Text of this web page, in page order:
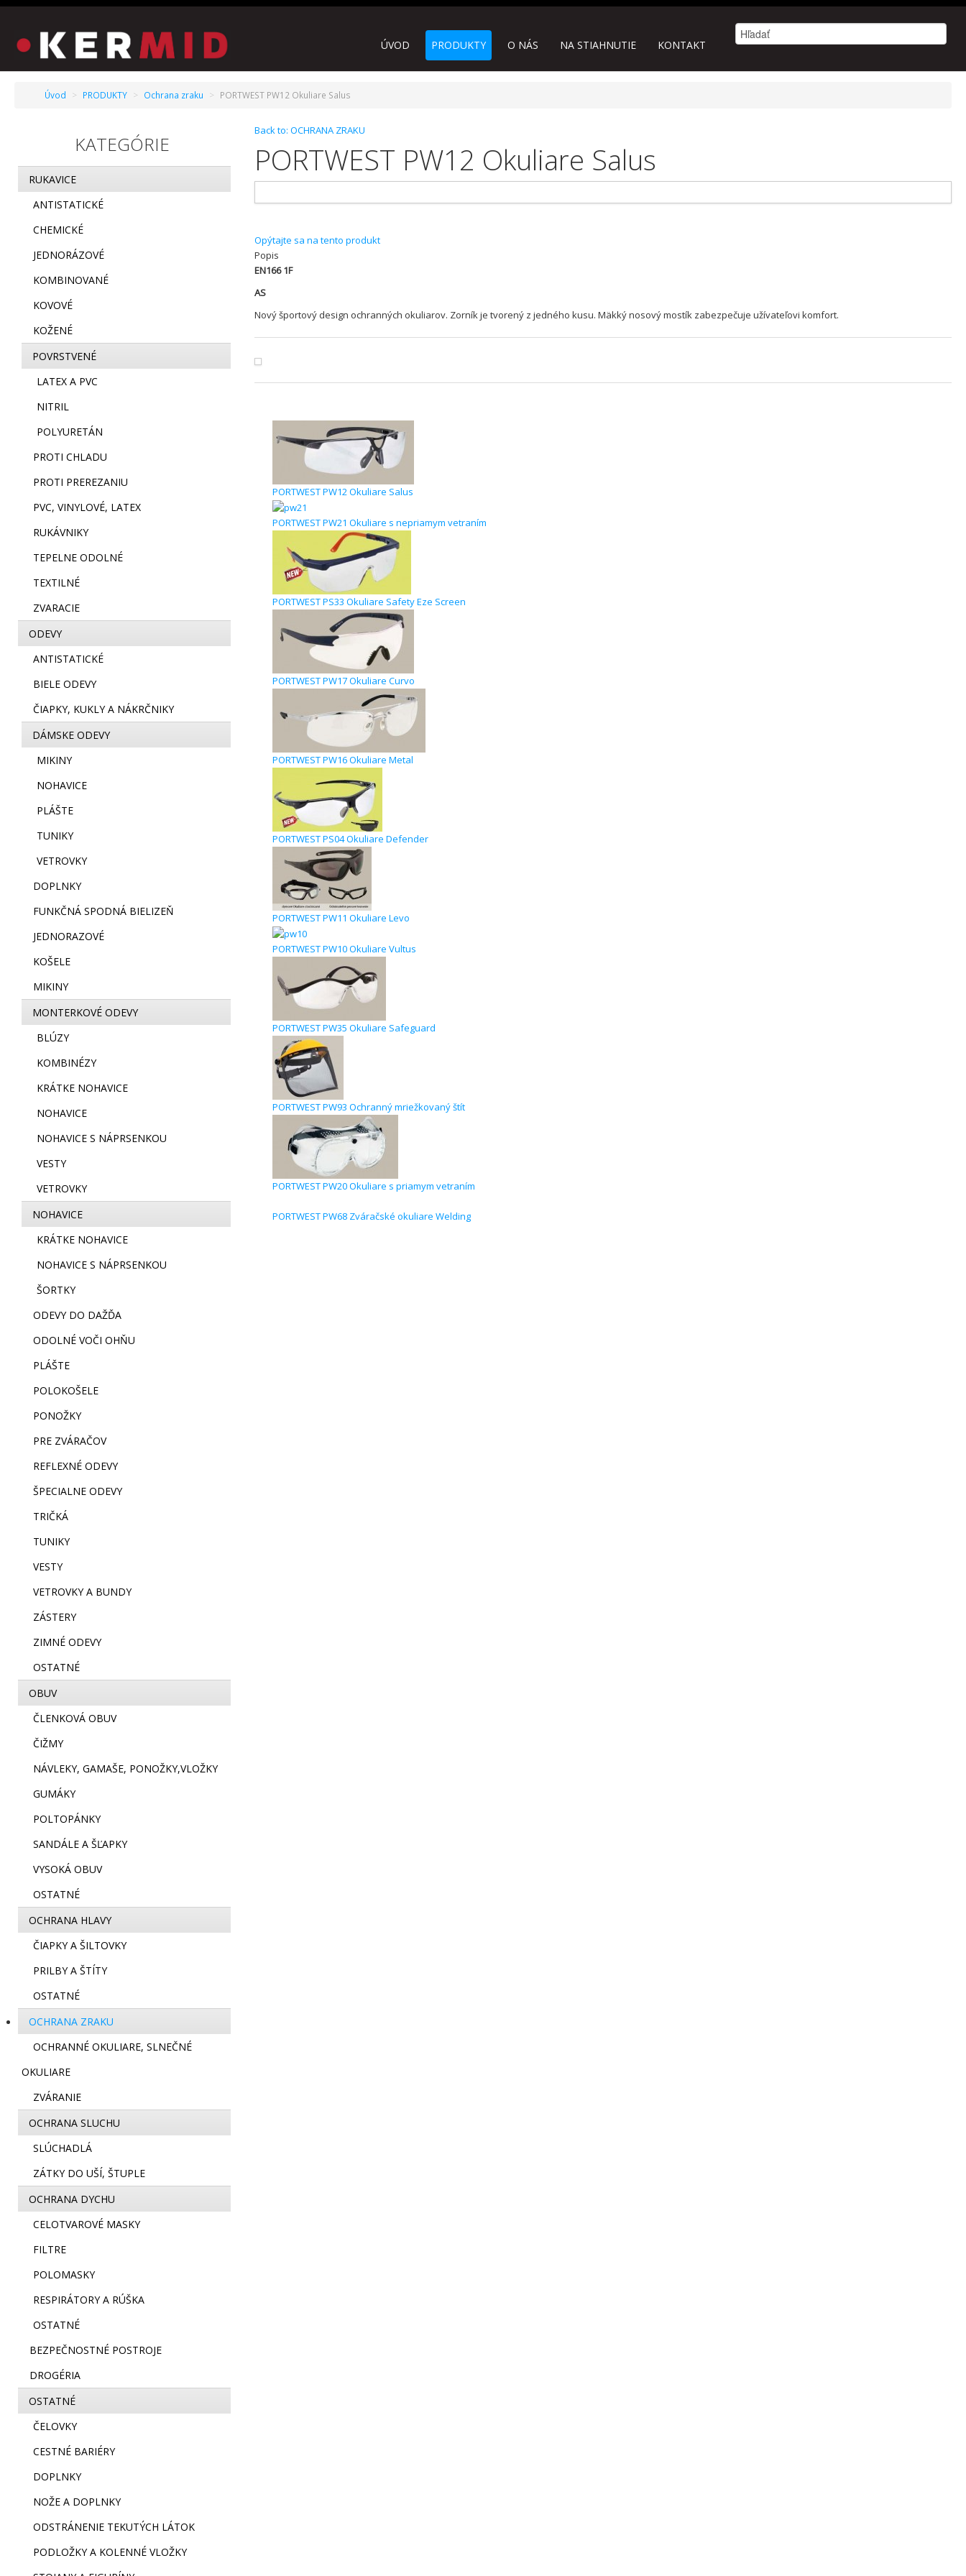
ÚVOD PRODUKTY O NÁS NA STIAHNUTIE KONTAKT
Úvod > PRODUKTY > Ochrana zraku > PORTWEST PW12 Okuliare Salus
KATEGÓRIE
RUKAVICE
ANTISTATICKÉ
CHEMICKÉ
JEDNORÁZOVÉ
KOMBINOVANÉ
KOVOVÉ
KOŽENÉ
POVRSTVENÉ
LATEX A PVC
NITRIL
POLYURETÁN
PROTI CHLADU
PROTI PREREZANIU
PVC, VINYLOVÉ, LATEX
RUKÁVNIKY
TEPELNE ODOLNÉ
TEXTILNÉ
ZVARACIE
ODEVY
ANTISTATICKÉ
BIELE ODEVY
ČIAPKY, KUKLY A NÁKRČNIKY
DÁMSKE ODEVY
MIKINY
NOHAVICE
PLÁŠTE
TUNIKY
VETROVKY
DOPLNKY
FUNKČNÁ SPODNÁ BIELIZEŇ
JEDNORAZOVÉ
KOŠELE
MIKINY
MONTERKOVÉ ODEVY
BLÚZY
KOMBINÉZY
KRÁTKE NOHAVICE
NOHAVICE
NOHAVICE S NÁPRSENKOU
VESTY
VETROVKY
NOHAVICE
KRÁTKE NOHAVICE
NOHAVICE S NÁPRSENKOU
ŠORTKY
ODEVY DO DAŽĎA
ODOLNÉ VOČI OHŇU
PLÁŠTE
POLOKOŠELE
PONOŽKY
PRE ZVÁRAČOV
REFLEXNÉ ODEVY
ŠPECIALNE ODEVY
TRIČKÁ
TUNIKY
VESTY
VETROVKY A BUNDY
ZÁSTERY
ZIMNÉ ODEVY
OSTATNÉ
OBUV
ČLENKOVÁ OBUV
ČIŽMY
NÁVLEKY, GAMAŠE, PONOŽKY,VLOŽKY
GUMÁKY
POLTOPÁNKY
SANDÁLE A ŠĽAPKY
VYSOKÁ OBUV
OSTATNÉ
OCHRANA HLAVY
ČIAPKY A ŠILTOVKY
PRILBY A ŠTÍTY
OSTATNÉ
OCHRANA ZRAKU
OCHRANNÉ OKULIARE, SLNEČNÉ
OKULIARE
ZVÁRANIE
OCHRANA SLUCHU
SLÚCHADLÁ
ZÁTKY DO UŠÍ, ŠTUPLE
OCHRANA DYCHU
CELOTVAROVÉ MASKY
FILTRE
POLOMASKY
RESPIRÁTORY A RÚŠKA
OSTATNÉ
BEZPEČNOSTNÉ POSTROJE
DROGÉRIA
OSTATNÉ
ČELOVKY
CESTNÉ BARIÉRY
DOPLNKY
NOŽE A DOPLNKY
ODSTRÁNENIE TEKUTÝCH LÁTOK
PODLOŽKY A KOLENNÉ VLOŽKY
Back to: OCHRANA ZRAKU
PORTWEST PW12 Okuliare Salus
Opýtajte sa na tento produkt
Popis
EN166 1F
AS
Nový športový design ochranných okuliarov. Zorník je tvorený z jedného kusu. Mäkký nosový mostík zabezpečuje užívateľovi komfort.
PORTWEST PW12 Okuliare Salus
PORTWEST PW21 Okuliare s nepriamym vetraním
PORTWEST PS33 Okuliare Safety Eze Screen
PORTWEST PW17 Okuliare Curvo
PORTWEST PW16 Okuliare Metal
PORTWEST PS04 Okuliare Defender
PORTWEST PW11 Okuliare Levo
PORTWEST PW10 Okuliare Vultus
PORTWEST PW35 Okuliare Safeguard
PORTWEST PW93 Ochranný mriežkovaný štít
PORTWEST PW20 Okuliare s priamym vetraním
PORTWEST PW68 Zváračské okuliare Welding